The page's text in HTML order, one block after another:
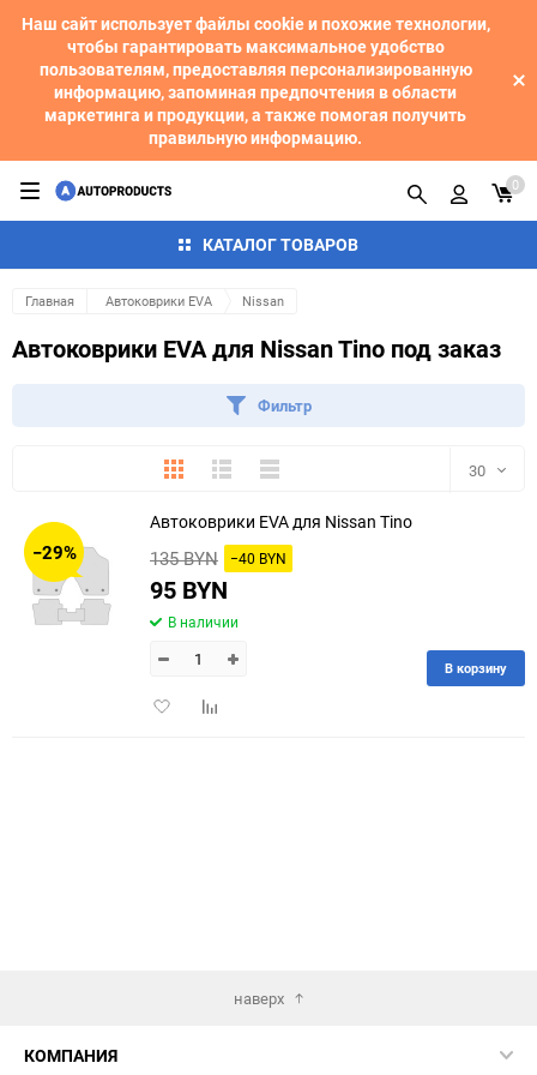
Наш сайт использует файлы cookie и похожие технологии,
чтобы гарантировать максимальное удобство
пользователям, предоставляя персонализированную
информацию, запоминая предпочтения в области
маркетинга и продукции, а также помогая получить
правильную информацию.
КАТАЛОГ ТОВАРОВ
0
Главная Автоковрики EVA Nissan
Автоковрики EVA для Nissan Tino под заказ
Фильтр
ПлиткаПодробноКомпактно 30
150
−29%
Автоковрики EVA для Nissan Tino
135 BYN −40 BYN
95 BYN
В наличии
ДобавитьДобавить
В корзину
наверх
КОМПАНИЯ